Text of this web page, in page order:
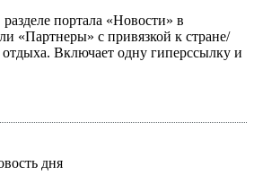
портала «Новости» в
«Партнеры» с привязкой к стране/
Включает одну гиперссылку и
дня